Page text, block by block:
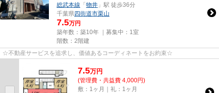
総武本線 「物井 」駅 徒歩36分
千葉県四街道市栗山
7.5万円
築年数：築10年 ｜募集中： 1室
階数：2階建
☆不動産サービスを追求し、価値あるコーディネートをお約束☆
7.5万円
(管理費・共益費 4,000円)
敷：1ヶ月｜礼：1ヶ月